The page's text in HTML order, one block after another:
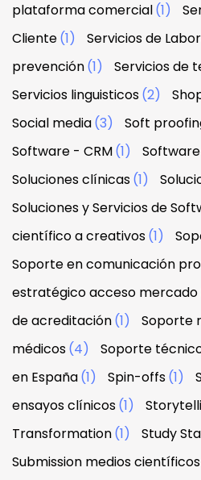
plataforma comercial(1)
Cliente(1) Servicios de
prevención(1) Servicios de
Servicios linguisticos(2)
Social media(3) Soft
Software - CRM(1)
Soluciones clínicas(1)
Soluciones y Servicios de
científico a creativos(1)
Soporte en comunicación
estratégico acceso mercado
de acreditación(1)
Soporte
médicos(4) Soporte
en España(1) Spin-offs(1)
ensayos clínicos(1)
Transformation(1) Study
Submission medios científicos